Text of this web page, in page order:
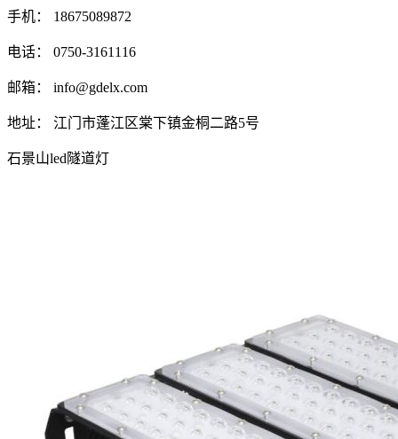
手机： 18675089872
电话： 0750-3161116
邮箱： info@gdelx.com
地址： 江门市蓬江区棠下镇金桐二路5号
石景山led隧道灯